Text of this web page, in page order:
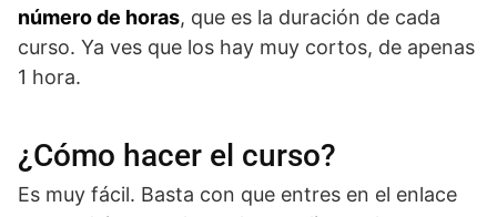
número de horas, que es la duración de cada
curso. Ya ves que los hay muy cortos, de apenas
1 hora.
¿Cómo hacer el curso?
Es muy fácil. Basta con que entres en el enlace